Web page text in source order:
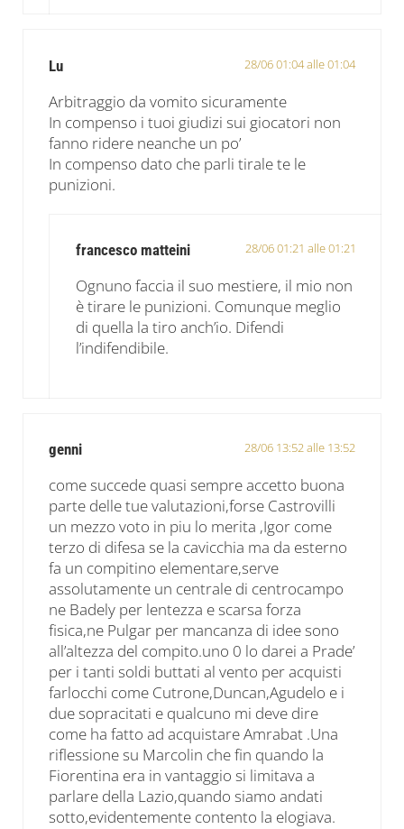
Lu 28/06 01:04 alle 01:04
Arbitraggio da vomito sicuramente
In compenso i tuoi giudizi sui giocatori non
fanno ridere neanche un po’
In compenso dato che parli tirale te le
punizioni.
francesco matteini 28/06 01:21 alle 01:21
Ognuno faccia il suo mestiere, il mio non
è tirare le punizioni. Comunque meglio
di quella la tiro anch’io. Difendi
l’indifendibile.
genni 28/06 13:52 alle 13:52
come succede quasi sempre accetto buona
parte delle tue valutazioni,forse Castrovilli
un mezzo voto in piu lo merita ,Igor come
terzo di difesa se la cavicchia ma da esterno
fa un compitino elementare,serve
assolutamente un centrale di centrocampo
ne Badely per lentezza e scarsa forza
fisica,ne Pulgar per mancanza di idee sono
all’altezza del compito.uno 0 lo darei a Prade’
per i tanti soldi buttati al vento per acquisti
farlocchi come Cutrone,Duncan,Agudelo e i
due sopracitati e qualcuno mi deve dire
come ha fatto ad acquistare Amrabat .Una
riflessione su Marcolin che fin quando la
Fiorentina era in vantaggio si limitava a
parlare della Lazio,quando siamo andati
sotto,evidentemente contento la elogiava.